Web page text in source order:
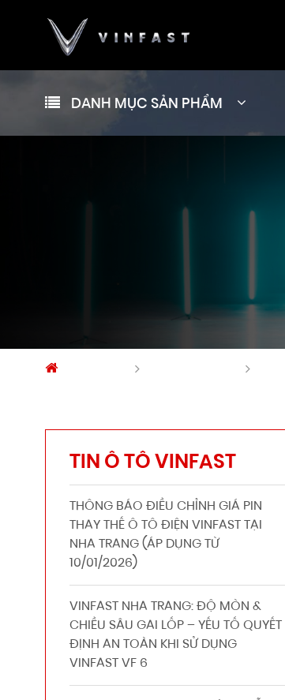
DANH MỤC SẢN PHẨM
TIN Ô TÔ VINFAST
THÔNG BÁO ĐIỀU CHỈNH GIÁ PIN
THAY THẾ Ô TÔ ĐIỆN VINFAST TẠI
NHA TRANG (ÁP DỤNG TỪ
10/01/2026)
VINFAST NHA TRANG: ĐỘ MÒN &
CHIỀU SÂU GAI LỐP – YẾU TỐ QUYẾT
ĐỊNH AN TOÀN KHI SỬ DỤNG
VINFAST VF 6